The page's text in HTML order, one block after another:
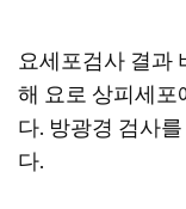
요세포검사 결과
해 요로 상피세포
다. 방광경 검사
다.